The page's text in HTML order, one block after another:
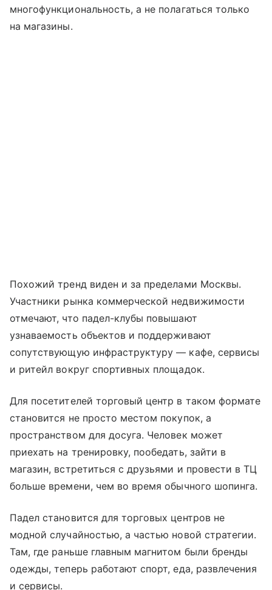
многофункциональность, а не полагаться только
на магазины.
Похожий тренд виден и за пределами Москвы.
Участники рынка коммерческой недвижимости
отмечают, что падел-клубы повышают
узнаваемость объектов и поддерживают
сопутствующую инфраструктуру — кафе, сервисы
и ритейл вокруг спортивных площадок.
Для посетителей торговый центр в таком формате
становится не просто местом покупок, а
пространством для досуга. Человек может
приехать на тренировку, пообедать, зайти в
магазин, встретиться с друзьями и провести в ТЦ
больше времени, чем во время обычного шопинга.
Падел становится для торговых центров не
модной случайностью, а частью новой стратегии.
Там, где раньше главным магнитом были бренды
одежды, теперь работают спорт, еда, развлечения
и сервисы.